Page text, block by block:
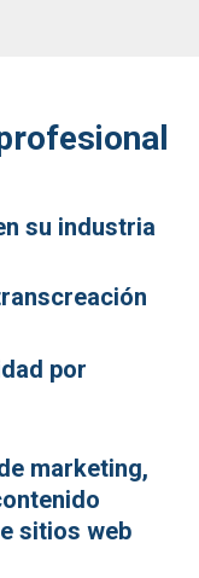
su industria
por
marketing,
sitios web